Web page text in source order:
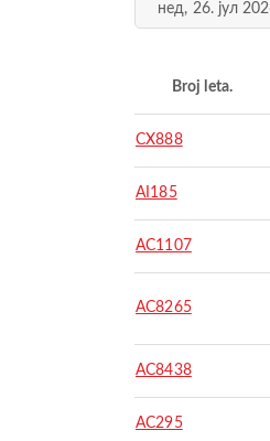
нед, 26. јул
Broj leta.
CX888
AI185
AC1107
AC8265
AC8438
AC295